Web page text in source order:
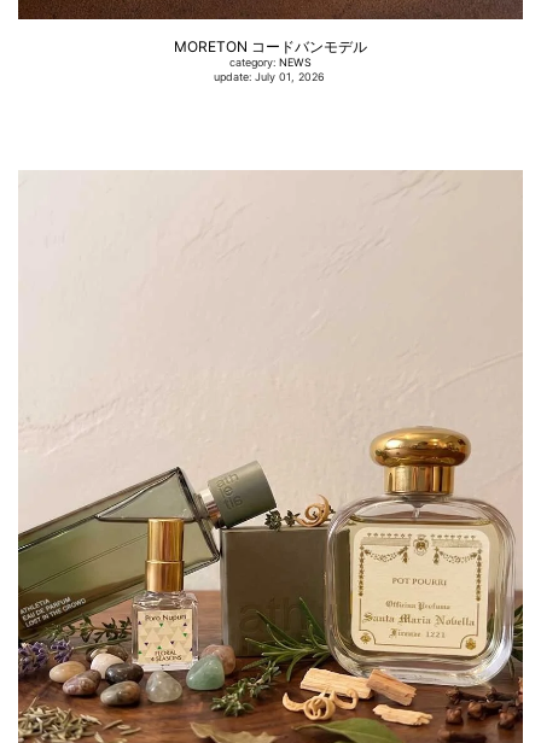
MORETON コードバンモデル
category: NEWS
update: July 01, 2026